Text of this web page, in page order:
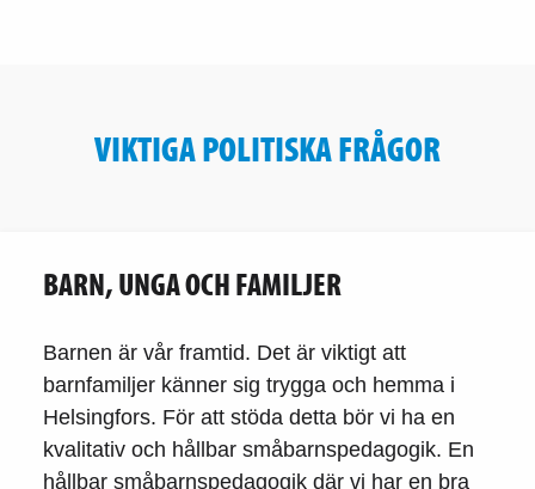
VIKTIGA POLITISKA FRÅGOR
BARN, UNGA OCH FAMILJER
Barnen är vår framtid. Det är viktigt att
barnfamiljer känner sig trygga och hemma i
Helsingfors. För att stöda detta bör vi ha en
kvalitativ och hållbar småbarnspedagogik. En
hållbar småbarnspedagogik där vi har en bra